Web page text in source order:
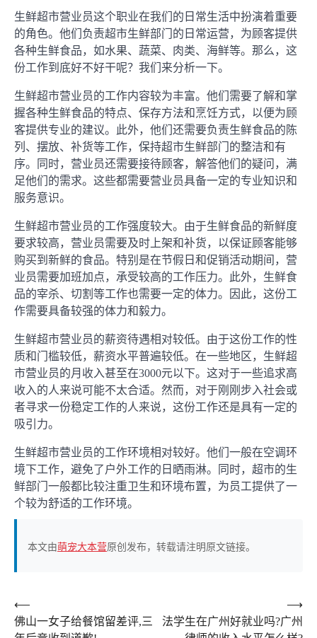
生鲜超市营业员这个职业在我们的日常生活中扮演着重要
的角色。他们负责超市生鲜部门的日常运营，为顾客提供
各种生鲜食品，如水果、蔬菜、肉类、海鲜等。那么，这
份工作到底好不好干呢？我们来分析一下。
生鲜超市营业员的工作内容较为丰富。他们需要了解和掌
握各种生鲜食品的特点、保存方法和烹饪方式，以便为顾
客提供专业的建议。此外，他们还需要负责生鲜食品的陈
列、摆放、补货等工作，保持超市生鲜部门的整洁和有
序。同时，营业员还需要接待顾客，解答他们的疑问，满
足他们的需求。这些都需要营业员具备一定的专业知识和
服务意识。
生鲜超市营业员的工作强度较大。由于生鲜食品的新鲜度
要求较高，营业员需要及时上架和补货，以保证顾客能够
购买到新鲜的食品。特别是在节假日和促销活动期间，营
业员需要加班加点，承受较高的工作压力。此外，生鲜食
品的宰杀、切割等工作也需要一定的体力。因此，这份工
作需要具备较强的体力和毅力。
生鲜超市营业员的薪资待遇相对较低。由于这份工作的性
质和门槛较低，薪资水平普遍较低。在一些地区，生鲜超
市营业员的月收入甚至在3000元以下。这对于一些追求高
收入的人来说可能不太合适。然而，对于刚刚步入社会或
者寻求一份稳定工作的人来说，这份工作还是具有一定的
吸引力。
生鲜超市营业员的工作环境相对较好。他们一般在空调环
境下工作，避免了户外工作的日晒雨淋。同时，超市的生
鲜部门一般都比较注重卫生和环境布置，为员工提供了一
个较为舒适的工作环境。
本文由萌宠大本营原创发布，转载请注明原文链接。
文
章
⟵
佛山一女子给餐馆留差评,三
法学生在广州好就业吗?广州
⟶